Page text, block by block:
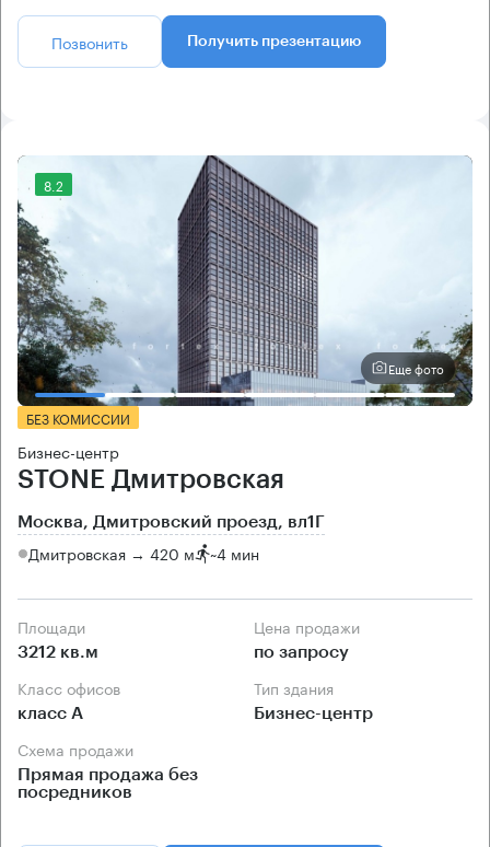
Позвонить Получить презентацию
8.2
Еще фото
БЕЗ КОМИССИИ
Бизнес-центр
STONE Дмитровская
Москва, Дмитровский проезд, вл1Г
Дмитровская → 420 м ~4 мин
Площади
3212 кв.м
Цена продажи
по запросу
Класс офисов
класс А
Тип здания
Бизнес-центр
Схема продажи
Прямая продажа без
посредников